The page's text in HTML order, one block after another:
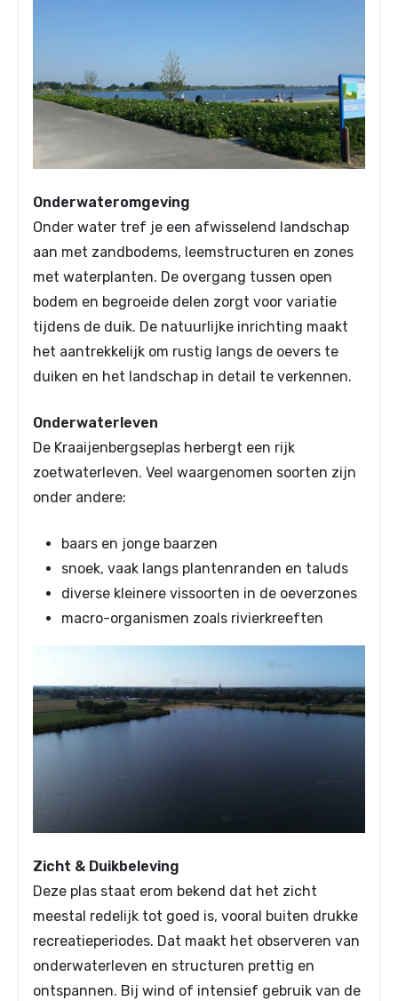
Onderwateromgeving
Onder water tref je een afwisselend landschap
aan met zandbodems, leemstructuren en zones
met waterplanten. De overgang tussen open
bodem en begroeide delen zorgt voor variatie
tijdens de duik. De natuurlijke inrichting maakt
het aantrekkelijk om rustig langs de oevers te
duiken en het landschap in detail te verkennen.
Onderwaterleven
De Kraaijenbergseplas herbergt een rijk
zoetwaterleven. Veel waargenomen soorten zijn
onder andere:
baars en jonge baarzen
snoek, vaak langs plantenranden en taluds
diverse kleinere vissoorten in de oeverzones
macro-organismen zoals rivierkreeften
Zicht & Duikbeleving
Deze plas staat erom bekend dat het zicht
meestal redelijk tot goed is, vooral buiten drukke
recreatieperiodes. Dat maakt het observeren van
onderwaterleven en structuren prettig en
ontspannen. Bij wind of intensief gebruik van de